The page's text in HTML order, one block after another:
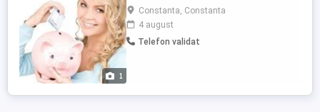
1
accea suntem aici pentru tine. Cautam
consultanti entuziasti care sa raspunda cu
zambetul pe buze clientilor! Vrei sa faci
parte dintr-o echipa dinamica, in care sa te
Constanta, Constanta
4 august
Telefon validat